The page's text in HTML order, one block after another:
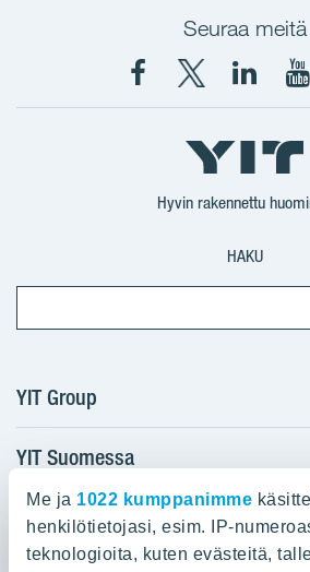
Me ja 1022 kumppanimme
henkilötietojasi, esim. IP-
teknologioita, kuten evästeitä,
Seuraa meitä
Facebook
X
YIT
Suomi
YIT
Hyvin rakennettu
HAKU
YIT Group
Tietoa YIT:stä
Töihin meille
Sijoittajat
Projektit
YIT Suomessa
Myytävät asunnot
Vuokrattavat toimitilat
YIT:n pääkonttori
Panuntie 11, PL 36, 00620 Helsinki